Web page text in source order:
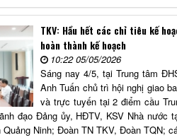
TKV: Hầu hết các chỉ tiêu kế
hoàn thành kế hoạch
10:22 05/05/2026
Sáng nay 4/5, tại Trung tâm
Anh Tuấn chủ trì hội nghị giao
và trực tuyến tại 2 điểm cầu
đạo Đảng ủy, HĐTV, KSV Nhà nước
Ninh; Đoàn TN TKV, Đoàn TQN;